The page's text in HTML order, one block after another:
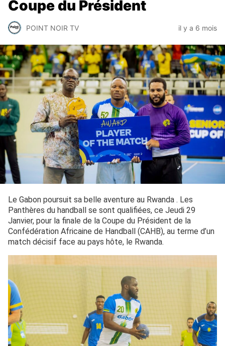
Coupe du Président
POINT NOIR TV il y a 6 mois
Le Gabon poursuit sa belle aventure au Rwanda . Les
Panthères du handball se sont qualifiées, ce Jeudi 29
Janvier, pour la finale de la Coupe du Président de la
Confédération Africaine de Handball (CAHB), au terme d’un
match décisif face au pays hôte, le Rwanda.